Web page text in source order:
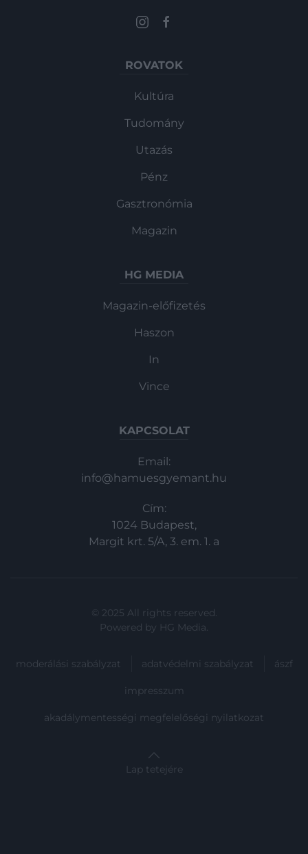
ROVATOK
Kultúra
Tudomány
Utazás
Pénz
Gasztronómia
Magazin
HG MEDIA
Magazin-előfizetés
Haszon
In
Vince
KAPCSOLAT
Email:
info@hamuesgyemant.hu
Cím:
1024 Budapest,
Margit krt. 5/A, 3. em. 1. a
© 2025 All rights reserved.
Powered by HG Media.
moderálási szabályzat adatvédelmi szabályzat ászf
impresszum
akadálymentességi megfelelőségi nyilatkozat
Lap tetejére